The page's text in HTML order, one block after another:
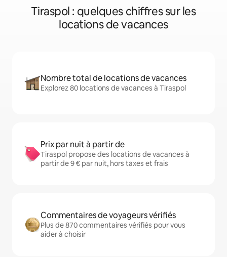
Tiraspol : quelques chiffres sur les
locations de vacances
Nombre total de locations de vacances
Explorez 80 locations de vacances à Tiraspol
Prix par nuit à partir de
Tiraspol propose des locations de vacances à
partir de 9 € par nuit, hors taxes et frais
Commentaires de voyageurs vérifiés
Plus de 870 commentaires vérifiés pour vous
aider à choisir